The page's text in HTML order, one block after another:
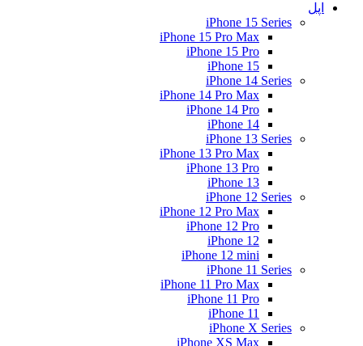
اپل
iPhone 15 Series
iPhone 15 Pro Max
iPhone 15 Pro
iPhone 15
iPhone 14 Series
iPhone 14 Pro Max
iPhone 14 Pro
iPhone 14
iPhone 13 Series
iPhone 13 Pro Max
iPhone 13 Pro
iPhone 13
iPhone 12 Series
iPhone 12 Pro Max
iPhone 12 Pro
iPhone 12
iPhone 12 mini
iPhone 11 Series
iPhone 11 Pro Max
iPhone 11 Pro
iPhone 11
iPhone X Series
iPhone XS Max